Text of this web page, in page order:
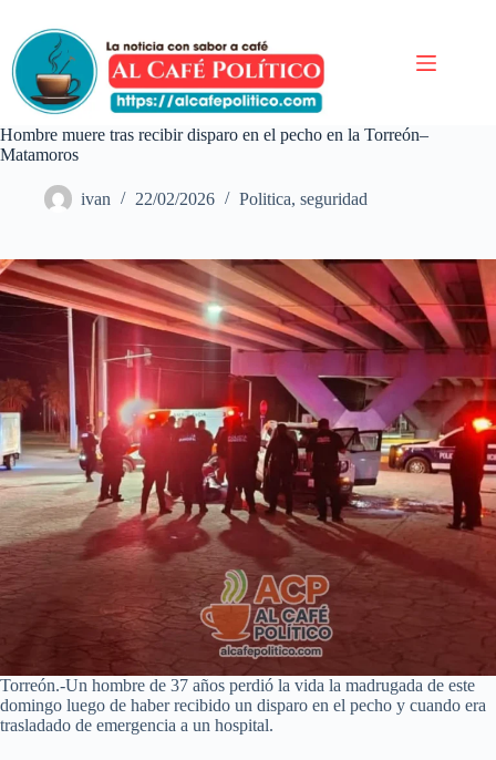
contenido
Hombre muere tras recibir disparo en el pecho en la Torreón–
Matamoros
ivan 22/02/2026 Politica, seguridad
Torreón.-Un hombre de 37 años perdió la vida la madrugada de este
domingo luego de haber recibido un disparo en el pecho y cuando era
trasladado de emergencia a un hospital.